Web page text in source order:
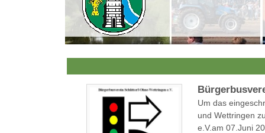
Um das
und Wettringen
e.V.am 07.Juni